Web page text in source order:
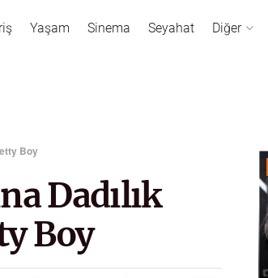
Yaşam Sinema Seyahat Diğer
Boy
Dadılık
Boy